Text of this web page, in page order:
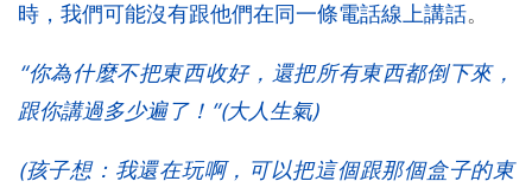
時，我們可能沒有跟他們在同一條電話線上講話。
“你為什麼不把東西收好，還把所有東西都倒下來，
跟你講過多少遍了！”(大人生氣)
(孩子想：我還在玩啊，可以把這個跟那個盒子的東